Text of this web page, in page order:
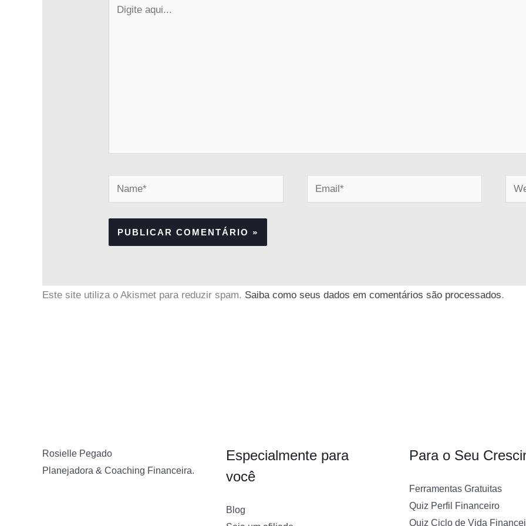
aqui...
Name* Email*
Este site utiliza o Akismet para reduzir spam. Saiba como seus dados em comentários são processados.
Rosielle Pegado
Planejadora & Coaching Financeira.
Especialmente para
você
Blog
Para o Seu
Ferramentas Gratuitas
Quiz Perfil Financeiro
Quiz Ciclo de Vida